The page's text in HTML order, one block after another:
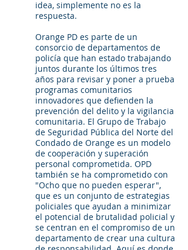
idea, simplemente no es la
respuesta.
Orange PD es parte de un
consorcio de departamentos de
policía que han estado trabajando
juntos durante los últimos tres
años para revisar y poner a prueba
programas comunitarios
innovadores que defienden la
prevención del delito y la vigilancia
comunitaria. El Grupo de Trabajo
de Seguridad Pública del Norte del
Condado de Orange es un modelo
de cooperación y superación
personal comprometida. OPD
también se ha comprometido con
"Ocho que no pueden esperar",
que es un conjunto de estrategias
policiales que ayudan a minimizar
el potencial de brutalidad policial y
se centran en el compromiso de un
departamento de crear una cultura